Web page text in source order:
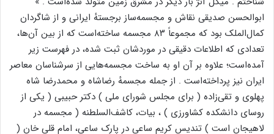
ﺍﺑﻮﺍﻟﺤﺴﻦ ﺻﺪﯾﻘﯽ ﻧﻘﺎﺵ ﻭ ﻣﺠﺴﻤﻪﺳﺎﺯ ﺑﺮﺟﺴﺘﻪٔ ﺍﯾﺮﺍﻧﯽ ﻭ ﺍﺯ ﺷﺎﮔﺮﺩﺍﻥ
ﮐﻤﺎﻝﺍﻟﻤﻠﮏ ﺑﻮﺩ ﮐﻪ ﻣﺠﻤﻮﻋﺎً ۸۳ ﻣﺠﺴﻤﻪ ﺳﺎﺧﺘﻪﺍﺳﺖ ﮐﻪ ﺍﺯ ﺑﯿﻦ ﺁﻥﻫﺎ،
ﺗﻌﺪﺍﺩﯼ ﮐﻪ ﺍﻃﻼﻋﺎﺕ ﺩﻗﯿﻘﯽ ﺩﺭ ﻣﻮﺭﺩﺷﺎﻥ ﺛﺒﺖ ﺷﺪﻩ، ﺩﺭ ﻓﻬﺮﺳﺖ ﺯﯾﺮ
ﺁﻣﺪﻩﺍﺳﺖ؛ ﻋﻼﻭﻩ ﺑﺮ ﺁﻥ ﺍﻭ ﺑﻪ ﺳﺎﺧﺖ ﻣﺠﺴﻤﻪﻫﺎﯾﯽ ﺍﺯ ﺳﺮﺷﻨﺎﺳﺎﻥ ﻣﻌﺎﺻﺮ
ﺍﯾﺮﺍﻥ ﻧﯿﺰ ﭘﺮﺩﺍﺧﺘﻪﺍﺳﺖ . ﺍﺯ ﺟﻤﻠﻪ ﻣﺠﺴﻤﻪٔ ﺭﺿﺎﺷﺎﻩ ﻭ ﻣﺤﻤﺪﺭﺿﺎ ﺷﺎﻩ
ﭘﻬﻠﻮﯼ ﻭ ﺗﻘﯽﺯﺍﺩﻩ ‏( ﺑﺮﺍﯼ ﻣﺠﻠﺲ ﺷﻮﺭﺍﯼ ﻣﻠﯽ ‏) ﺩﮐﺘﺮ ﺣﺒﯿﺒﯽ ‏( ﯾﮑﯽ ﺍﺯ
ﺭﻭﺳﺎﯼ ﺩﺍﻧﺸﮑﺪﻩ ﮐﺸﺎﻭﺭﺯﯼ ‏) ، ﺑﯿﺎﺕ، ﮐﺎﺷﻒﺍﻟﺴﻠﻄﻨﻪ ‏( ﻣﺠﺴﻤﻪ ﺩﺭ
ﻻﻫﯿﺠﺎﻥ ﺍﺳﺖ ‏) ﺗﻨﺪﯾﺲ ﮐﺮﯾﻢ ﺳﺎﻋﯽ ﺩﺭ ﭘﺎﺭﮎ ﺳﺎﻋﯽ، ﺍﻣﺎﻡ ﻗﻠﯽ ﺧﺎﻥ ‏(